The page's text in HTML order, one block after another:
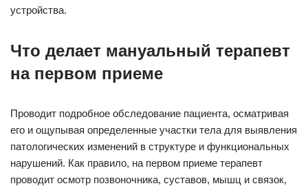
устройства.
Что делает мануальный терапевт
на первом приеме
Проводит подробное обследование пациента, осматривая
его и ощупывая определенные участки тела для выявления
патологических изменений в структуре и функциональных
нарушений. Как правило, на первом приеме терапевт
проводит осмотр позвоночника, суставов, мышц и связок,